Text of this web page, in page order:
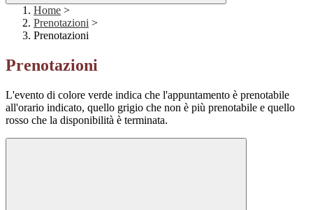
Home >
Prenotazioni >
Prenotazioni
Prenotazioni
L'evento di colore verde indica che l'appuntamento è prenotabile
all'orario indicato, quello grigio che non è più prenotabile e quello
rosso che la disponibilità è terminata.